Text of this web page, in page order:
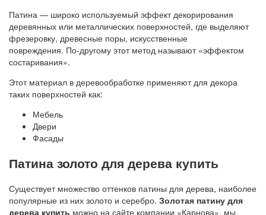
Патина — широко используемый эффект декорирования
деревянных или металлических поверхностей, где выделяют
фрезеровку, древесные поры, искусственные
повреждения. По-другому этот метод называют «эффектом
состаривания».
Этот материал в деревообработке применяют для декора
таких поверхностей как:
Мебель
Двери
Фасады
Патина золото для дерева купить
Существует множество оттенков патины для дерева, наиболее
популярные из них золото и серебро. Золотая патину для
дерева купить можно на сайте компании «Карнова», мы